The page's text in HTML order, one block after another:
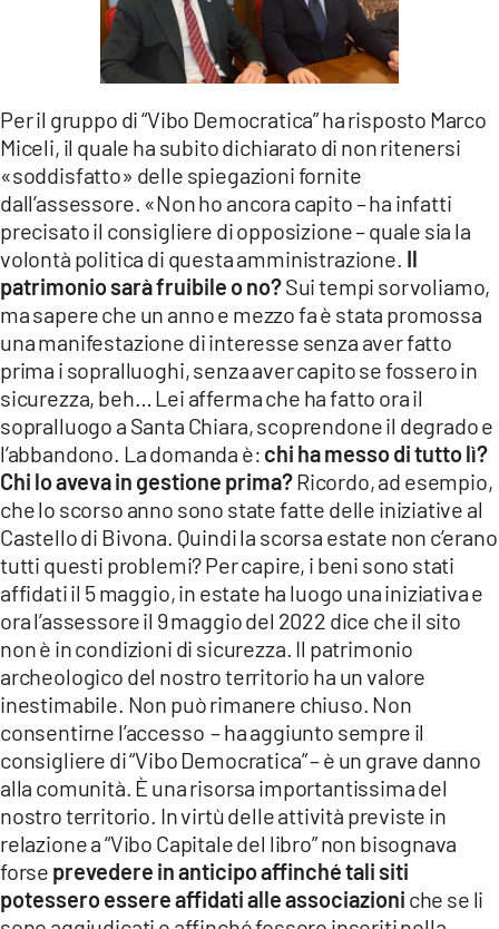
Per il gruppo di “Vibo Democratica” ha risposto Marco
Miceli, il quale ha subito dichiarato di non ritenersi
«soddisfatto» delle spiegazioni fornite
dall’assessore. «Non ho ancora capito – ha infatti
precisato il consigliere di opposizione – quale sia la
volontà politica di questa amministrazione. Il
patrimonio sarà fruibile o no?Sui tempi sorvoliamo,
ma sapere che un anno e mezzo fa è stata promossa
una manifestazione di interesse senza aver fatto
prima i sopralluoghi, senza aver capito se fossero in
sicurezza, beh… Lei afferma che ha fatto ora il
sopralluogo a Santa Chiara, scoprendone il degrado e
l’abbandono. La domanda è: chi ha messo di tutto lì?
Chi lo aveva in gestione prima?Ricordo, ad esempio,
che lo scorso anno sono state fatte delle iniziative al
Castello di Bivona. Quindi la scorsa estate non c’erano
tutti questi problemi? Per capire, i beni sono stati
affidati il 5 maggio, in estate ha luogo una iniziativa e
ora l’assessore il 9 maggio del 2022 dice che il sito
non è in condizioni di sicurezza. Il patrimonio
archeologico del nostro territorio ha un valore
inestimabile. Non può rimanere chiuso. Non
consentirne l’accesso – ha aggiunto sempre il
consigliere di “Vibo Democratica” – è un grave danno
alla comunità. È una risorsa importantissima del
nostro territorio. In virtù delle attività previste in
relazione a “Vibo Capitale del libro” non bisognava
forse prevedere in anticipo affinché tali siti
potessero essere affidati alle associazioni che se li